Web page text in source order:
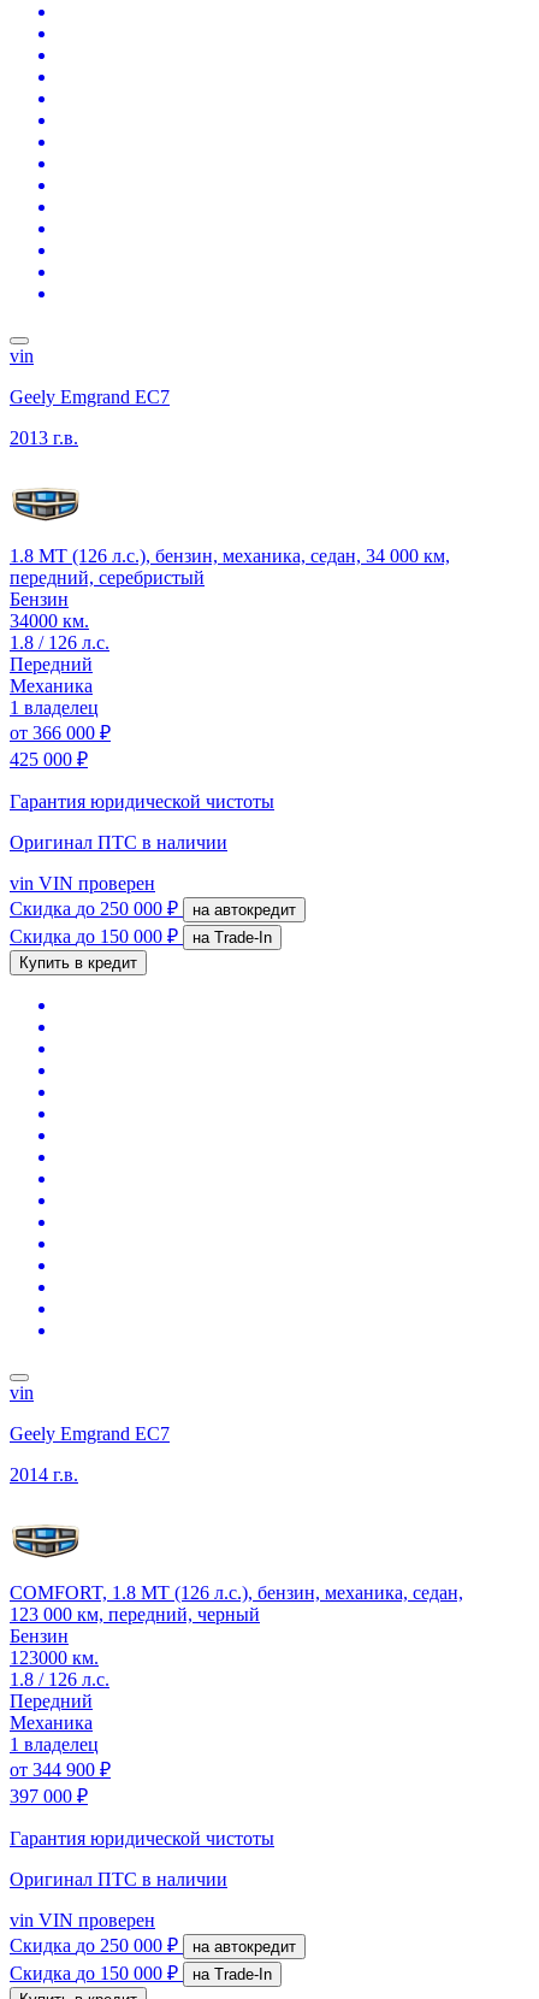
vin
Geely Emgrand EC7
2013 г.в.
1.8 MT (126 л.с.), бензин, механика, седан, 34 000 км,
передний, серебристый
Бензин
34000 км.
1.8 / 126 л.с.
Передний
Механика
1 владелец
от 366 000 ₽
425 000 ₽
Гарантия юридической чистоты
Оригинал ПТС в наличии
vin VIN проверен
Скидка до 250 000 ₽ на автокредит
Скидка до 150 000 ₽
на Trade-In
Купить в кредит
vin
Geely Emgrand EC7
2014 г.в.
COMFORT, 1.8 MT (126 л.с.), бензин, механика, седан,
123 000 км, передний, черный
Бензин
123000 км.
1.8 / 126 л.с.
Передний
Механика
1 владелец
от 344 900 ₽
397 000 ₽
Гарантия юридической чистоты
Оригинал ПТС в наличии
vin VIN проверен
Скидка до 250 000 ₽ на автокредит
Скидка до 150 000 ₽
на Trade-In